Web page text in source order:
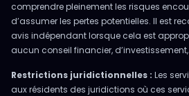
comprendre pleinement les risques
d’assumer les pertes potentielles. Il est
avis indépendant lorsque cela est
aucun conseil financier,
Restrictions juridictionnelles : Les
aux résidents des juridictions où ces